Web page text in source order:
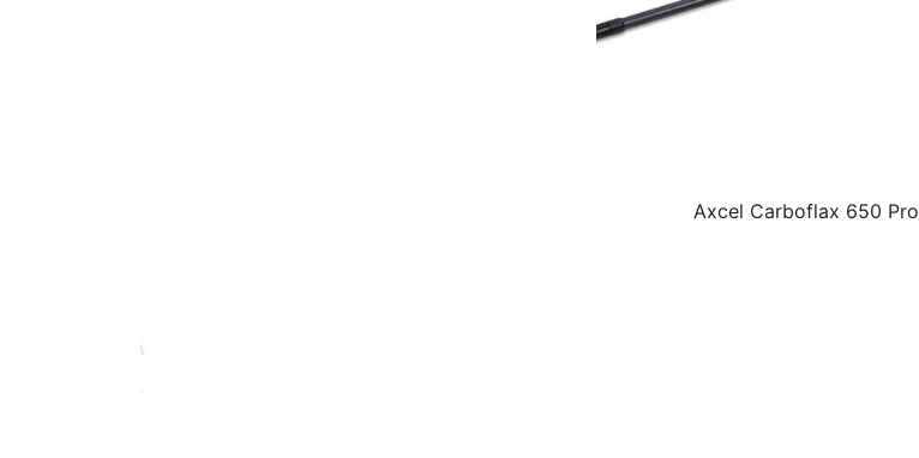
Axcel Carboflax 650 Pro